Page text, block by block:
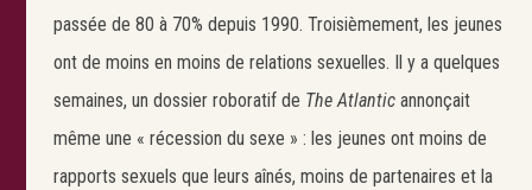
passée de 80 à 70% depuis 1990. Troisièmement, les jeunes
ont de moins en moins de relations sexuelles. Il y a quelques
semaines, un dossier roboratif de The Atlantic annonçait
même une « récession du sexe » : les jeunes ont moins de
rapports sexuels que leurs aînés, moins de partenaires et la